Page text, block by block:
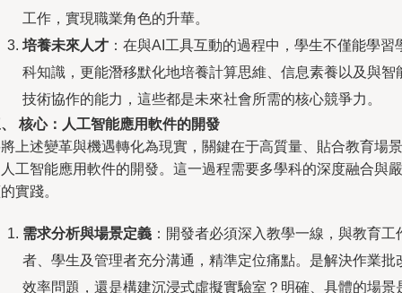
工作，實現職業角色的升華。
培養未來人才 ：在與AI工具互動的過程中，學生不僅能學習
科知識，更能潛移默化地培養計算思維、信息素養以及與智
技術協作的能力，這些都是未來社會所需的核心競爭力。
核心：人工智能應用軟件的開發
上述變革與機遇轉化為現實，關鍵在于高質量、貼合教育場景
工智能應用軟件的開發。這一過程需要多學科的深度融合與嚴
實踐。
需求分析與場景定義 ：開發者必須深入教學一線，與教育工
者、學生及管理者充分溝通，精準定位痛點。是解決作業批
效率問題，還是構建沉浸式虛擬實驗室？明確、具體的場景